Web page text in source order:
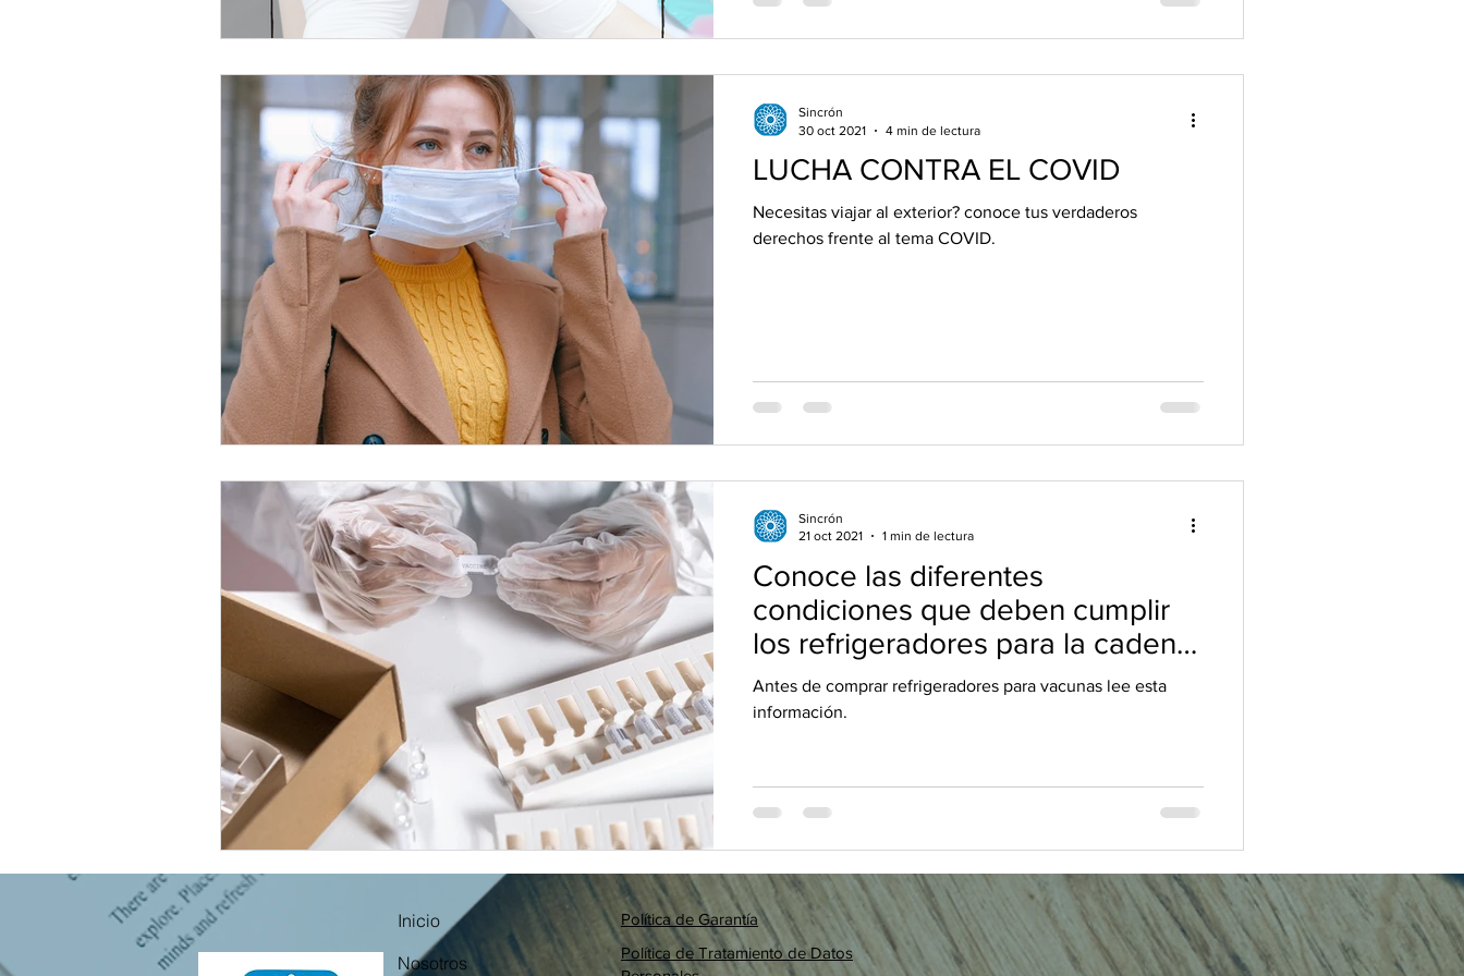
LUCHA CONTRA EL COVID
Necesitas viajar al exterior? conoce tus verdaderos
derechos frente al tema COVID.
Sincrón
30 oct 2021
4 min de lectura
Conoce las diferentes
condiciones que deben cumplir
los refrigeradores para la cadena
de frio
Antes de comprar refrigeradores para vacunas lee esta
información.
Sincrón
21 oct 2021
1 min de lectura
Inicio
Nosotros
Política de Garantía
Política de Tratamiento de Datos